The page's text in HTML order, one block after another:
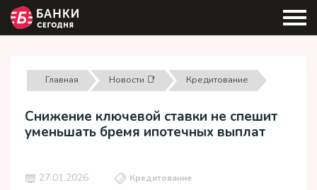
Главная Новости 📑 Кредитование
Снижение ключевой ставки не спешит
уменьшать бремя ипотечных выплат
27.01.2026 Кредитование